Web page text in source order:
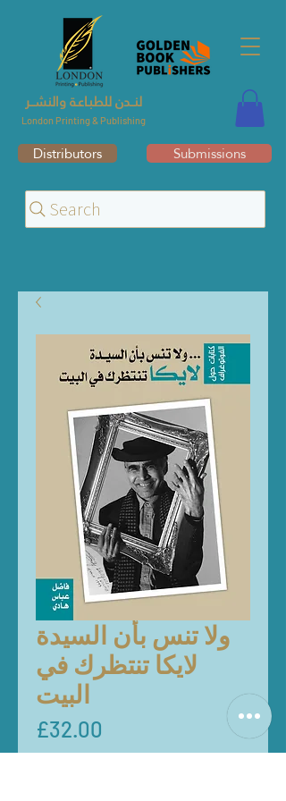
لنــدن للطبـاعـة والنشــر
London Printing & Publishing
Distributors Submissions
Search
ولا تنس بأن السيدة
لايكا تنتظرك في
البيت
£32.00